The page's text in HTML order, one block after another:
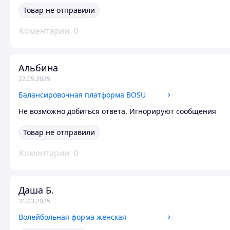
Товар не отправили
Коментарии 0
Альбина
22.05.2025
Балансировочная платформа BOSU
Не возможно добиться ответа. Игнорируют сообщения
Товар не отправили
Коментарии 0
Даша Б.
31.03.2025
Волейбольная форма женская